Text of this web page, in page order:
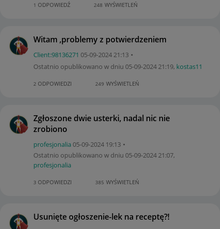
1 ODPOWIEDŹ 248 WYŚWIETLEŃ
Witam ,problemy z potwierdzeniem
Client:98136271 ‎05-09-202421:13
Ostatnio opublikowano w dniu ‎05-09-202421:19, kostas11
2 ODPOWIEDZI 249 WYŚWIETLEŃ
Zgłoszone dwie usterki, nadal nic nie
zrobiono
profesjonalia ‎05-09-2024 19:13
Ostatnio opublikowano w dniu ‎05-09-202421:07,
profesjonalia
3 ODPOWIEDZI 385 WYŚWIETLEŃ
Usunięte ogłoszenie-lek na receptę?!